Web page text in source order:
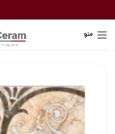
منو